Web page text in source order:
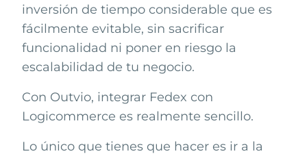
inversión de tiempo considerable que es
fácilmente evitable, sin sacrificar
funcionalidad ni poner en riesgo la
escalabilidad de tu negocio.
Con Outvio, integrar Fedex con
Logicommerce es realmente sencillo.
Lo único que tienes que hacer es ir a la